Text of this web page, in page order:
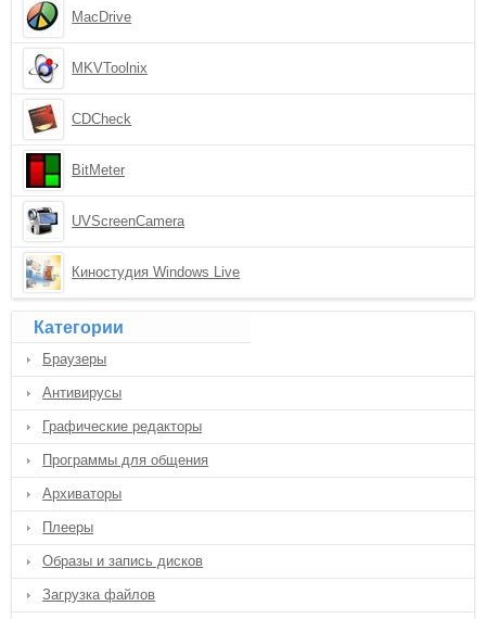
MacDrive
MKVToolnix
CDCheck
BitMeter
UVScreenCamera
Киностудия Windows Live
Категории
Браузеры
Антивирусы
Графические редакторы
Программы для общения
Архиваторы
Плееры
Образы и запись дисков
Загрузка файлов